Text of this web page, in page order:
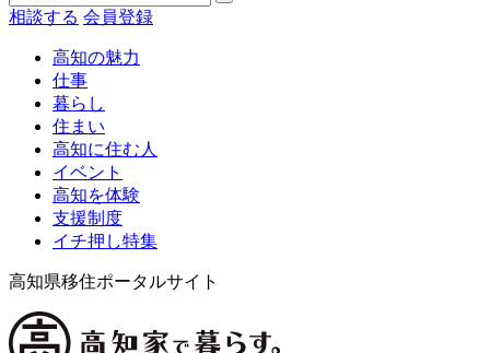
相談する 会員登録
高知の魅力
仕事
暮らし
住まい
高知に住む人
イベント
高知を体験
支援制度
イチ押し特集
高知県移住ポータルサイト